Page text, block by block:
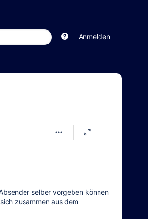
Anmelden
selber vorgeben können
zusammen aus dem